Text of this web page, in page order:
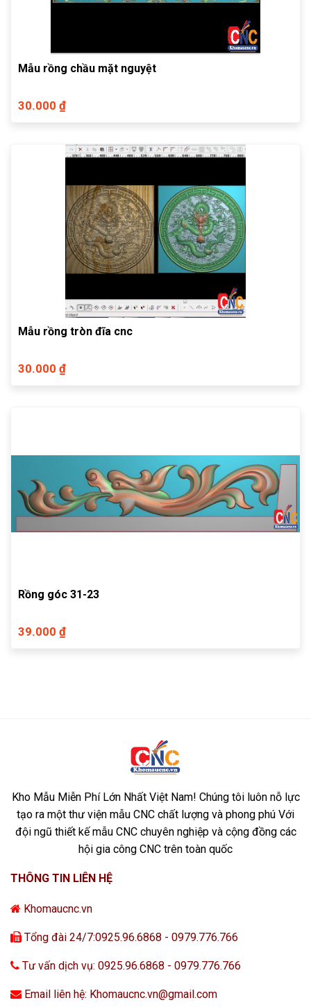
Mẫu rồng chầu mặt nguyệt
30.000 ₫
Mẫu rồng tròn đĩa cnc
30.000 ₫
Rồng góc 31-23
39.000 ₫
Kho Mẫu Miễn Phí Lớn Nhất Việt Nam! Chúng tôi luôn nỗ lực
tạo ra một thư viện mẫu CNC chất lượng và phong phú Với
đội ngũ thiết kế mẫu CNC chuyên nghiệp và cộng đồng các
hội gia công CNC trên toàn quốc
THÔNG TIN LIÊN HỆ
Khomaucnc.vn
Tổng đài 24/7:0925.96.6868 - 0979.776.766
Tư vấn dịch vụ: 0925.96.6868 - 0979.776.766
Email liên hệ: Khomaucnc.vn@gmail.com